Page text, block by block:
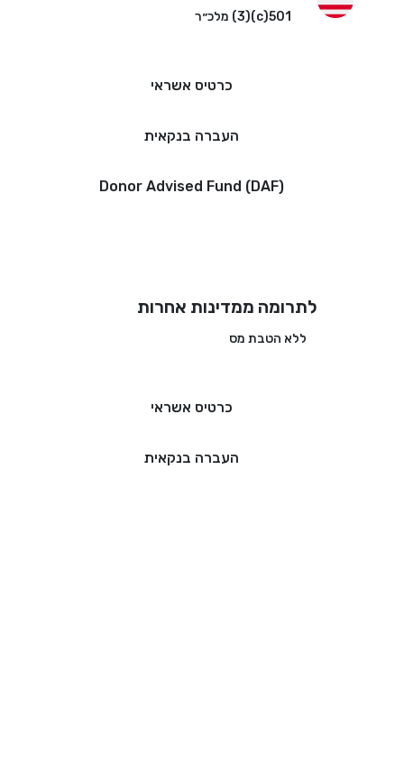
501(c)(3) מלכ״ר
כרטיס אשראי
העברה בנקאית
Donor Advised Fund (DAF)
לתרומה ממדינות אחרות
ללא הטבת מס
כרטיס אשראי
העברה בנקאית